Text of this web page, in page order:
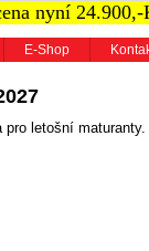
nyní 24.900,-
E-Shop
letošní maturanty.